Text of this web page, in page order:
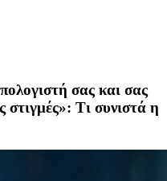
σας και σας
Τι συνιστά η